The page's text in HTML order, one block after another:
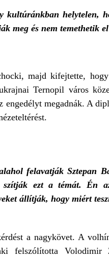
kultúránkban helytelen,
meg és nem temethetik
majd kifejtette,
Ternopil város
engedélyt megadnák. A
felavatják Sztepan
szítják ezt a témát. Én
állítják, hogy miért
a nagykövet. A
felszólította Volodimir